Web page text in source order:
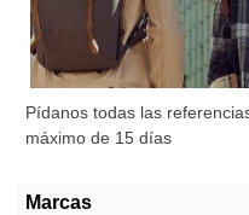
Pídanos todas las
máximo de 15 días
Marcas